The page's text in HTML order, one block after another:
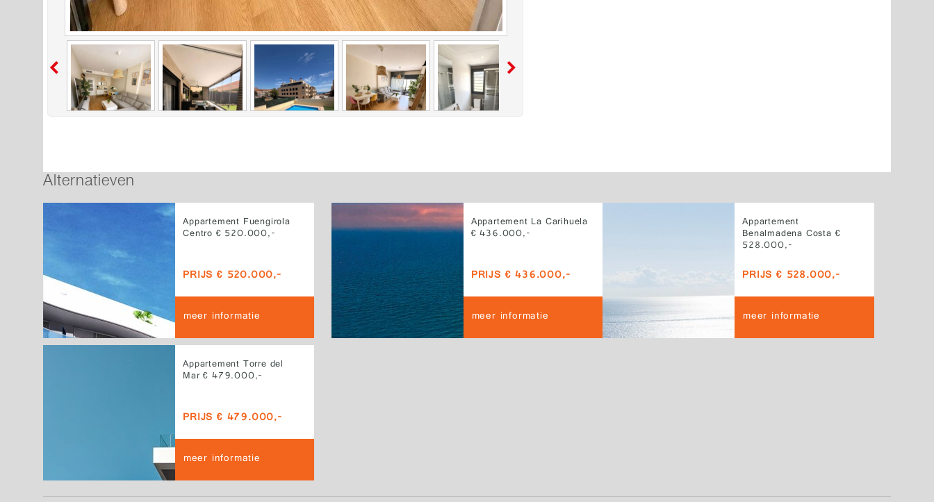
Alternatieven
Appartement Fuengirola
Centro € 520.000,-
PRIJS € 520.000,-
meer informatie
Appartement La Carihuela
€ 436.000,-
PRIJS € 436.000,-
meer informatie
Appartement
Benalmadena Costa €
528.000,-
PRIJS € 528.000,-
meer informatie
Appartement Torre del
Mar € 479.000,-
PRIJS € 479.000,-
meer informatie